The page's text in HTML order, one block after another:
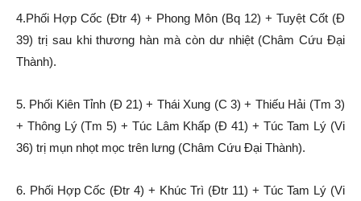
4.Phối Hợp Cốc (Đtr 4) + Phong Môn (Bq 12) + Tuyệt Cốt (Đ
39) trị sau khi thương hàn mà còn dư nhiệt (Châm Cứu Đại
Thành).
5. Phối Kiên Tỉnh (Đ 21) + Thái Xung (C 3) + Thiếu Hải (Tm 3)
+ Thông Lý (Tm 5) + Túc Lâm Khấp (Đ 41) + Túc Tam Lý (Vi
36) trị mụn nhọt mọc trên lưng (Châm Cứu Đại Thành).
6. Phối Hợp Cốc (Đtr 4) + Khúc Trì (Đtr 11) + Túc Tam Lý (Vi